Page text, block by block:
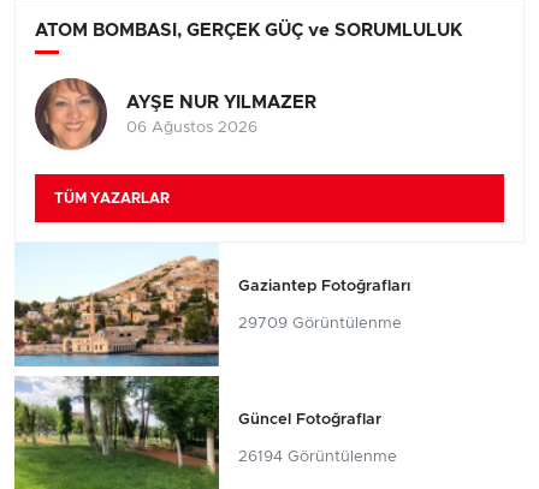
ATOM BOMBASI, GERÇEK GÜÇ ve SORUMLULUK
AYŞE NUR YILMAZER
06 Ağustos 2026
TÜM YAZARLAR
Gaziantep Fotoğrafları
29709 Görüntülenme
Güncel Fotoğraflar
26194 Görüntülenme